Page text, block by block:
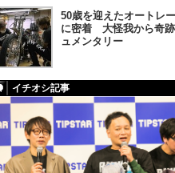
50歳を迎えたオートレ
に密着 大怪我から奇
ュメンタリー
イチオシ記事